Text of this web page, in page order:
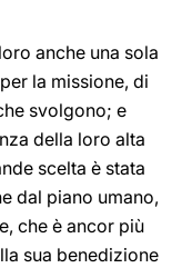
anche una sola
la missione, di
svolgono; e
della loro alta
scelta è stata
dal piano umano,
che è ancor più
sua benedizione